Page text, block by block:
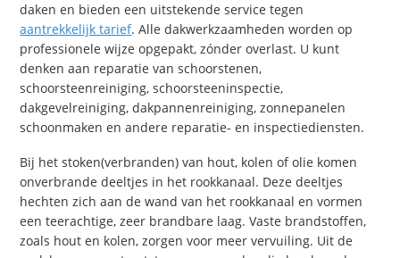
daken en bieden een uitstekende service tegen
aantrekkelijk tarief. Alle dakwerkzaamheden worden op
professionele wijze opgepakt, zónder overlast. U kunt
denken aan reparatie van schoorstenen,
schoorsteenreiniging, schoorsteeninspectie,
dakgevelreiniging, dakpannenreiniging, zonnepanelen
schoonmaken en andere reparatie- en inspectiediensten.
Bij het stoken(verbranden) van hout, kolen of olie komen
onverbrande deeltjes in het rookkanaal. Deze deeltjes
hechten zich aan de wand van het rookkanaal en vormen
een teerachtige, zeer brandbare laag. Vaste brandstoffen,
zoals hout en kolen, zorgen voor meer vervuiling. Uit de